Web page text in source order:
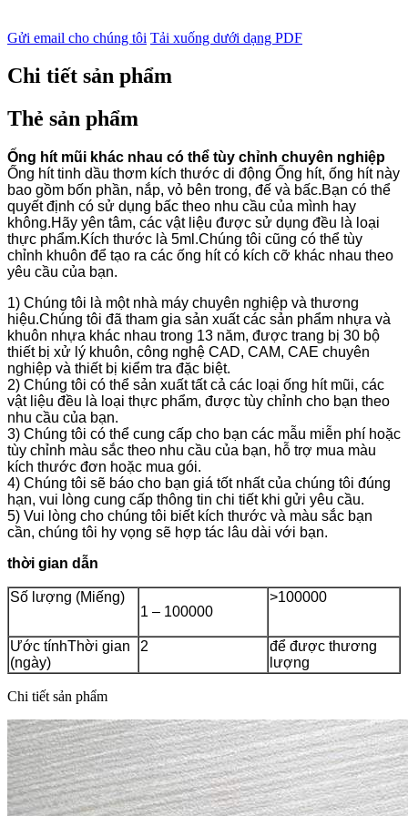
Gửi email cho chúng tôi Tải xuống dưới dạng PDF
Chi tiết sản phẩm
Thẻ sản phẩm
Ống hít mũi khác nhau có thể tùy chỉnh chuyên nghiệp
Ống hít tinh dầu thơm kích thước di động Ống hít, ống hít này
bao gồm bốn phần, nắp, vỏ bên trong, đế và bấc.Bạn có thể
quyết định có sử dụng bấc theo nhu cầu của mình hay
không.Hãy yên tâm, các vật liệu được sử dụng đều là loại
thực phẩm.Kích thước là 5ml.Chúng tôi cũng có thể tùy
chỉnh khuôn để tạo ra các ống hít có kích cỡ khác nhau theo
yêu cầu của bạn.
1) Chúng tôi là một nhà máy chuyên nghiệp và thương
hiệu.Chúng tôi đã tham gia sản xuất các sản phẩm nhựa và
khuôn nhựa khác nhau trong 13 năm, được trang bị 30 bộ
thiết bị xử lý khuôn, công nghệ CAD, CAM, CAE chuyên
nghiệp và thiết bị kiểm tra đặc biệt.
2) Chúng tôi có thể sản xuất tất cả các loại ống hít mũi, các
vật liệu đều là loại thực phẩm, được tùy chỉnh cho bạn theo
nhu cầu của bạn.
3) Chúng tôi có thể cung cấp cho bạn các mẫu miễn phí hoặc
tùy chỉnh màu sắc theo nhu cầu của bạn, hỗ trợ mua màu
kích thước đơn hoặc mua gói.
4) Chúng tôi sẽ báo cho bạn giá tốt nhất của chúng tôi đúng
hạn, vui lòng cung cấp thông tin chi tiết khi gửi yêu cầu.
5) Vui lòng cho chúng tôi biết kích thước và màu sắc bạn
cần, chúng tôi hy vọng sẽ hợp tác lâu dài với bạn.
thời gian dẫn
Số lượng (Miếng)
1 – 100000
>100000
Ước tínhThời gian
(ngày)
2
để được thương
lượng
Chi tiết sản phẩm